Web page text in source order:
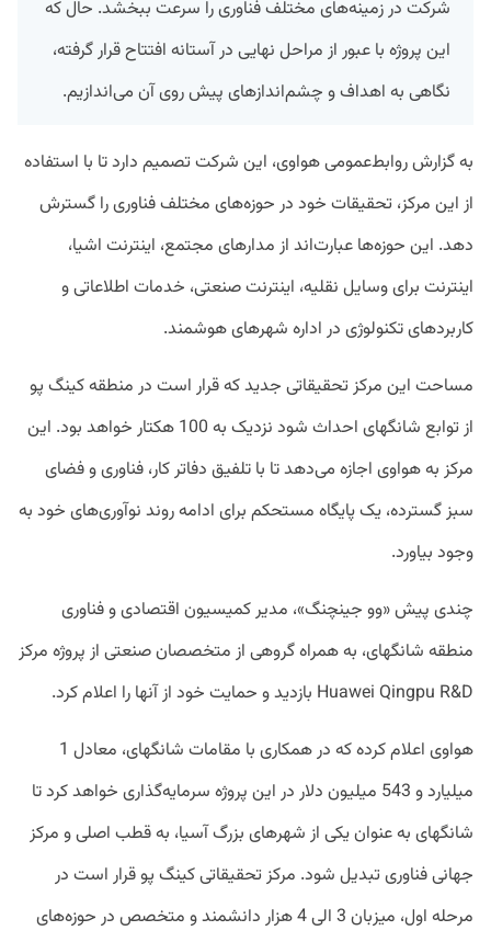
شرکت در زمینه‌های مختلف فناوری را سرعت ببخشد. حال که
این پروژه با عبور از مراحل نهایی در آستانه افتتاح قرار گرفته،
نگاهی به اهداف و چشم‌اندازهای پیش روی آن می‌اندازیم.
به گزارش روابط‌عمومی هواوی، این شرکت تصمیم دارد تا با استفاده
از این مرکز، تحقیقات خود در حوزه‌های مختلف فناوری را گسترش
دهد. این حوزه‌ها عبارت‌‎اند از مدارهای مجتمع، اینترنت اشیا،
اینترنت برای وسایل نقلیه، اینترنت صنعتی، خدمات اطلاعاتی و
کاربردهای تکنولوژی در اداره شهرهای هوشمند.
مساحت این مرکز تحقیقاتی جدید که قرار است در منطقه کینگ پو
از توابع شانگهای احداث شود نزدیک به 100 هکتار خواهد بود. این
مرکز به هواوی اجازه می‌دهد تا با تلفیق دفاتر کار، فناوری و فضای
سبز گسترده، یک پایگاه مستحکم برای ادامه روند نوآوری‌های خود به
وجود بیاورد.
چندی پیش «وو جینچنگ»، مدیر کمیسیون اقتصادی و فناوری
منطقه شانگهای، به همراه گروهی از متخصصان صنعتی از پروژه مرکز
Huawei Qingpu R&D بازدید و حمایت خود از آنها را اعلام کرد.
هواوی اعلام کرده که در همکاری با مقامات شانگهای، معادل 1
میلیارد و 543 میلیون دلار در این پروژه سرمایه‌گذاری خواهد کرد تا
شانگهای به عنوان یکی از شهرهای بزرگ آسیا، به قطب اصلی و مرکز
جهانی فناوری تبدیل شود. مرکز تحقیقاتی کینگ پو قرار است در
مرحله اول، میزبان 3 الی 4 هزار دانشمند و متخصص در حوزه‌های